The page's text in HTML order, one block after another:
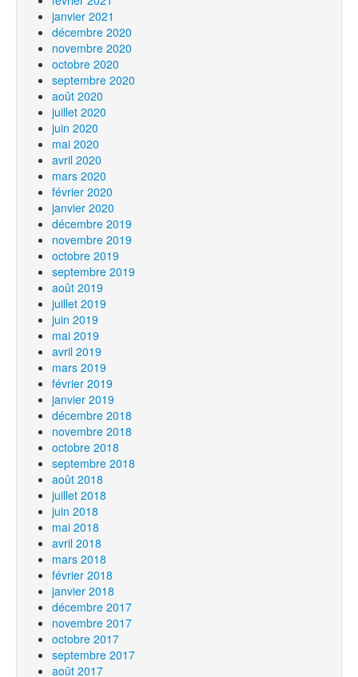
janvier 2021
décembre 2020
novembre 2020
octobre 2020
septembre 2020
août 2020
juillet 2020
juin 2020
mai 2020
avril 2020
mars 2020
février 2020
janvier 2020
décembre 2019
novembre 2019
octobre 2019
septembre 2019
août 2019
juillet 2019
juin 2019
mai 2019
avril 2019
mars 2019
février 2019
janvier 2019
décembre 2018
novembre 2018
octobre 2018
septembre 2018
août 2018
juillet 2018
juin 2018
mai 2018
avril 2018
mars 2018
février 2018
janvier 2018
décembre 2017
novembre 2017
octobre 2017
septembre 2017
août 2017